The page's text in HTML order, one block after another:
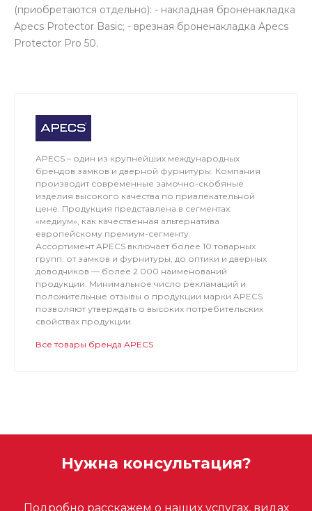
(приобретаются отдельно): - накладная броненакладка
Apecs Protector Basic; - врезная броненакладка Apecs
Protector Pro 50.
APECS – один из крупнейших международных
брендов замков и дверной фурнитуры. Компания
производит современные замочно-скобяные
изделия высокого качества по привлекательной
цене. Продукция представлена в сегментах:
«медиум», как качественная альтернатива
европейскому премиум-сегменту.
Ассортимент APECS включает более 10 товарных
групп: от замков и фурнитуры, до оптики и дверных
доводчиков — более 2 000 наименований
продукции. Минимальное число рекламаций и
положительные отзывы о продукции марки APECS
позволяют утверждать о высоких потребительских
свойствах продукции.
Все товары бренда APECS
Нужна консультация?
Подробно расскажем о наших услугах, видах